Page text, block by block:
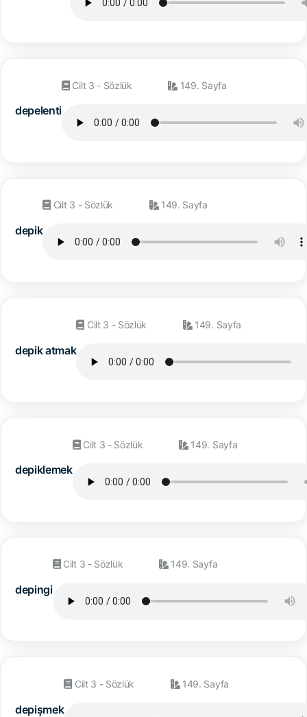
depelenti
Cilt 3 - Sözlük 149. Sayfa
depik
Cilt 3 - Sözlük 149. Sayfa
depik atmak
Cilt 3 - Sözlük 149. Sayfa
depiklemek
Cilt 3 - Sözlük 149. Sayfa
depingi
Cilt 3 - Sözlük 149. Sayfa
depişmek
Cilt 3 - Sözlük 149. Sayfa